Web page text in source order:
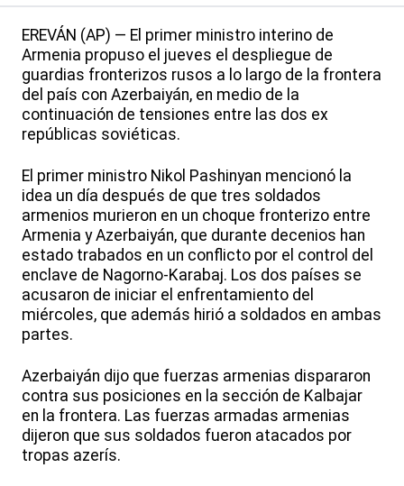
EREVÁN (AP) — El primer ministro interino de
Armenia propuso el jueves el despliegue de
guardias fronterizos rusos a lo largo de la frontera
del país con Azerbaiyán, en medio de la
continuación de tensiones entre las dos ex
repúblicas soviéticas.
El primer ministro Nikol Pashinyan mencionó la
idea un día después de que tres soldados
armenios murieron en un choque fronterizo entre
Armenia y Azerbaiyán, que durante decenios han
estado trabados en un conflicto por el control del
enclave de Nagorno-Karabaj. Los dos países se
acusaron de iniciar el enfrentamiento del
miércoles, que además hirió a soldados en ambas
partes.
Azerbaiyán dijo que fuerzas armenias dispararon
contra sus posiciones en la sección de Kalbajar
en la frontera. Las fuerzas armadas armenias
dijeron que sus soldados fueron atacados por
tropas azerís.